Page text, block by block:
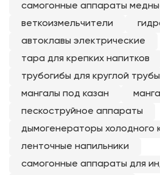
Измельчитель веток
электродвигателем
ЛАЙТ
14 540₽
от 3 635 ₽в Сплит
5
Популярные бренды